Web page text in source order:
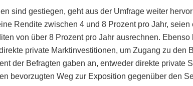
sind gestiegen, geht aus der Umfrage weiter
Rendite zwischen 4 und 8 Prozent pro Jahr, seien
von über 8 Prozent pro Jahr ausrechnen.
private Marktinvestitionen, um Zugang zu den
der Befragten gaben an, entweder direkte private
bevorzugten Weg zur Exposition gegenüber den